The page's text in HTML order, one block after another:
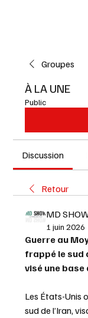
Groupes
À LA UNE
Public
Discussion
Retour
MD
1 juin 2026
Guerre au
frappé le sud
visé une
Les États-Unis
sud de l’Iran,